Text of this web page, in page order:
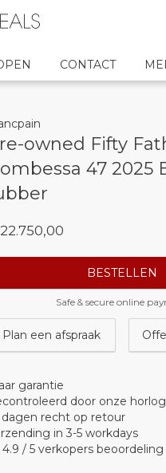
CONTACT
owned Fifty
47 2025
BESTELLEN
Safe & secure online
Plan een afspraak
garantie
door onze
dagen recht op retour
in 3-5 workdays
4.9 / 5 verkopers beoordeling